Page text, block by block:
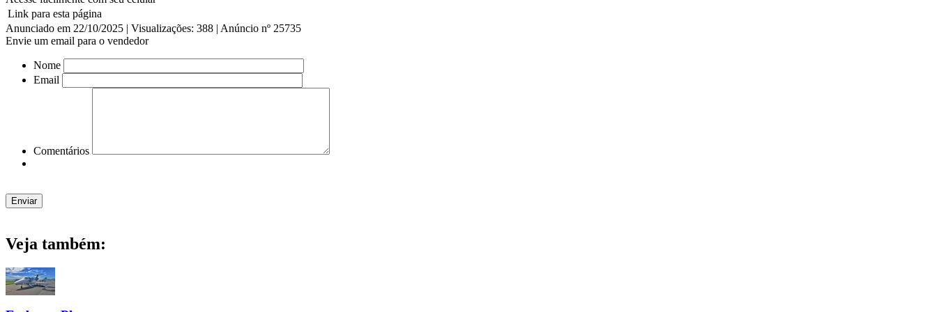
Link para esta página
Anunciado em 22/10/2025 | Visualizações: 388 | Anúncio nº 25735
Envie um email para o vendedor
Nome
Email
Comentários
Veja também: